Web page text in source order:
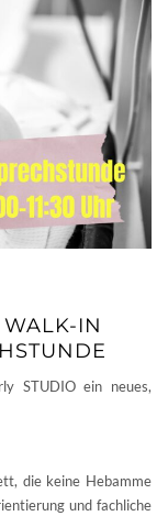
IN
STUDIO ein neues,
die keine Hebamme
und fachliche